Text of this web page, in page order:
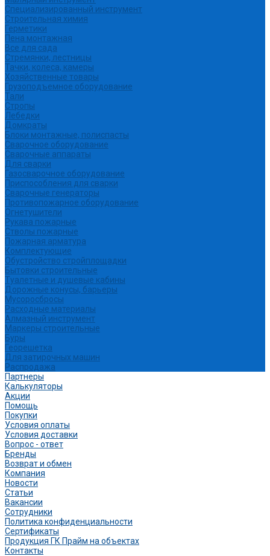
Специализированный инструмент
Строительная химия
Герметики
Пена монтажная
Все для сада
Стремянки, лестницы
Тачки, колеса, камеры
Хозяйственные товары
Грузоподъемное оборудование
Тали
Стропы
Лебедки
Домкраты
Блоки монтажные, полиспасты
Сварочное оборудование
Сварочные аппараты
Для сварки
Газосварочное оборудование
Приспособления для сварки
Сварочные генераторы
Противопожарное оборудование
Огнетушители
Рукава пожарные
Стволы пожарные
Пожарная арматура
Комплектующие
Обустройство стройплощадки
Бытовки строительные
Туалетные и душевые кабины
Дорожные конусы, барьеры
Мусоросбросы
Расходные материалы
Алмазный инструмент
Маркеры строительные
Буры
Георешетка
Для затирочных машин
Распродажа
Партнеры
Калькуляторы
Акции
Помощь
Покупки
Условия оплаты
Условия доставки
Вопрос - ответ
Бренды
Возврат и обмен
Компания
Новости
Статьи
Вакансии
Сотрудники
Политика конфиденциальности
Сертификаты
Продукция ГК Прайм на объектах
Контакты